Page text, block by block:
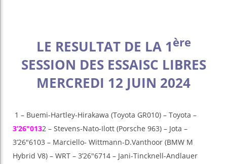
LE RESULTAT DE LA 1ère
SESSION DES ESSAISC LIBRES
MERCREDI 12 JUIN 2024
1 – Buemi-Hartley-Hirakawa (Toyota GR010) – Toyota –
3’26″0132 – Stevens-Nato-Ilott (Porsche 963) – Jota –
3’26″6103 – Marciello- Wittmann-D.Vanthoor (BMW M
Hybrid V8) – WRT – 3’26″6714 – Jani-Tincknell-Andlauer